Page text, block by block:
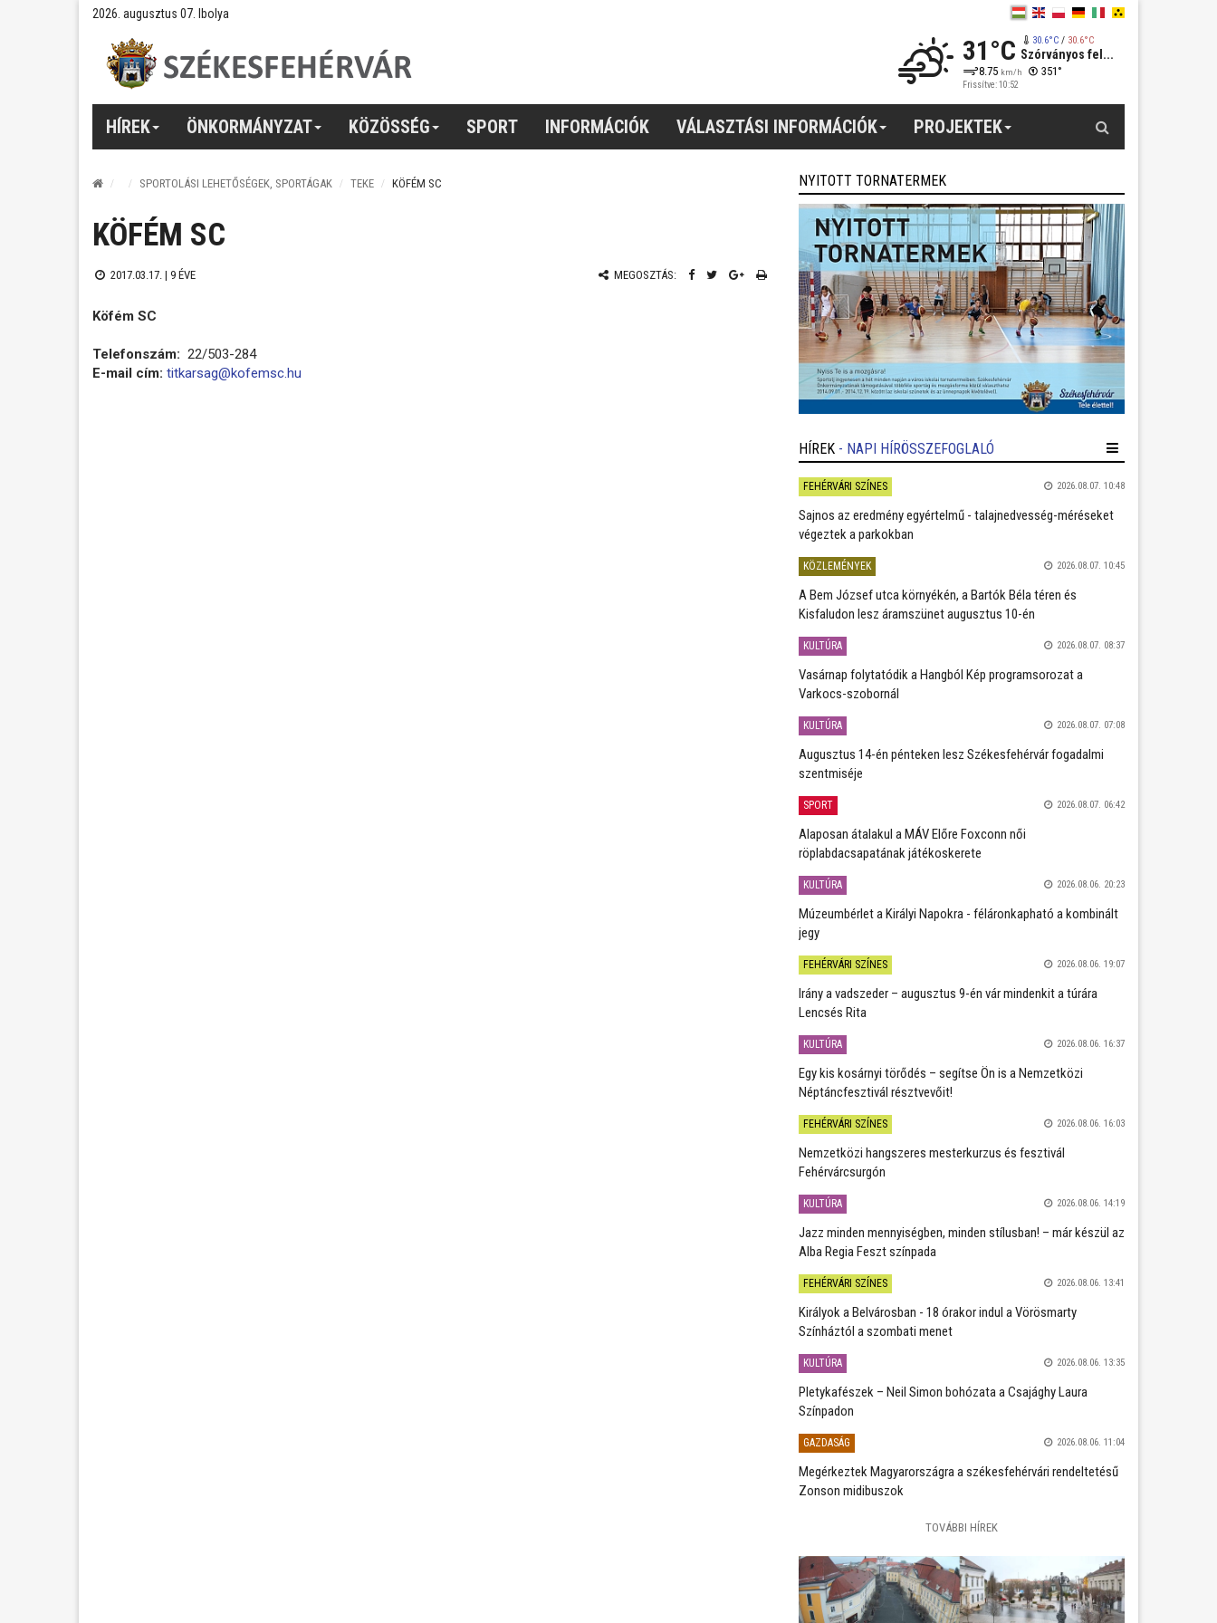
2026. augusztus 07. Ibolya
31°C 30.6°C/ 30.6°C
Szórványos fel...
8.75 km/h 351°
Frissítve: 10:52
HÍREK ÖNKORMÁNYZAT KÖZÖSSÉG SPORT INFORMÁCIÓK VÁLASZTÁSI INFORMÁCIÓK PROJEKTEK
SPORTOLÁSI LEHETŐSÉGEK, SPORTÁGAK TEKE KÖFÉM SC
KÖFÉM SC
2017.03.17. | 9 ÉVE MEGOSZTÁS:
Köfém SC
Telefonszám: 22/503-284
E-mail cím: titkarsag@kofemsc.hu
NYITOTT TORNATERMEK
HÍREK - NAPI HÍRÖSSZEFOGLALÓ
FEHÉRVÁRI SZÍNES 2026.08.07. 10:48
Sajnos az eredmény egyértelmű - talajnedvesség-méréseket
végeztek a parkokban
KÖZLEMÉNYEK 2026.08.07. 10:45
A Bem József utca környékén, a Bartók Béla téren és
Kisfaludon lesz áramszünet augusztus 10-én
KULTÚRA 2026.08.07. 08:37
Vasárnap folytatódik a Hangból Kép programsorozat a
Varkocs-szobornál
KULTÚRA 2026.08.07. 07:08
Augusztus 14-én pénteken lesz Székesfehérvár fogadalmi
szentmiséje
SPORT 2026.08.07. 06:42
Alaposan átalakul a MÁV Előre Foxconn női
röplabdacsapatának játékoskerete
KULTÚRA 2026.08.06. 20:23
Múzeumbérlet a Királyi Napokra - féláronkapható a kombinált
jegy
FEHÉRVÁRI SZÍNES 2026.08.06. 19:07
Irány a vadszeder – augusztus 9-én vár mindenkit a túrára
Lencsés Rita
KULTÚRA 2026.08.06. 16:37
Egy kis kosárnyi törődés – segítse Ön is a Nemzetközi
Néptáncfesztivál résztvevőit!
FEHÉRVÁRI SZÍNES 2026.08.06. 16:03
Nemzetközi hangszeres mesterkurzus és fesztivál
Fehérvárcsurgón
KULTÚRA 2026.08.06. 14:19
Jazz minden mennyiségben, minden stílusban! – már készül az
Alba Regia Feszt színpada
FEHÉRVÁRI SZÍNES 2026.08.06. 13:41
Királyok a Belvárosban - 18 órakor indul a Vörösmarty
Színháztól a szombati menet
KULTÚRA 2026.08.06. 13:35
Pletykafészek – Neil Simon bohózata a Csajághy Laura
Színpadon
GAZDASÁG 2026.08.06. 11:04
Megérkeztek Magyarországra a székesfehérvári rendeltetésű
Zonson midibuszok
TOVÁBBI HÍREK